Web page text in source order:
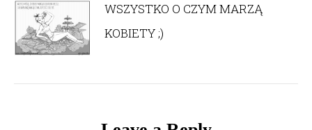
WSZYSTKO O CZYM MARZĄ
KOBIETY ;)